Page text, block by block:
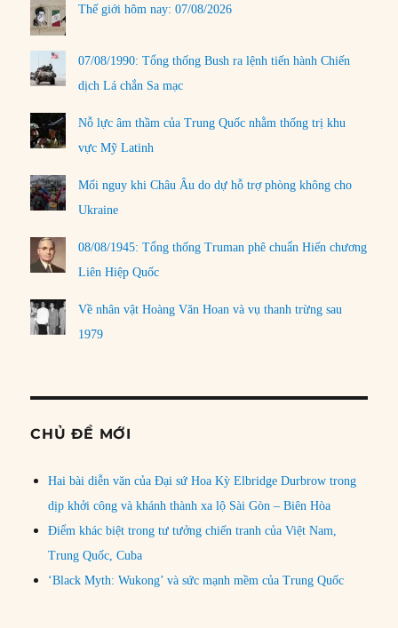
Thế giới hôm nay: 07/08/2026
07/08/1990: Tổng thống Bush ra lệnh tiến hành Chiến
dịch Lá chắn Sa mạc
Nỗ lực âm thầm của Trung Quốc nhằm thống trị khu
vực Mỹ Latinh
Mối nguy khi Châu Âu do dự hỗ trợ phòng không cho
Ukraine
08/08/1945: Tổng thống Truman phê chuẩn Hiến chương
Liên Hiệp Quốc
Về nhân vật Hoàng Văn Hoan và vụ thanh trừng sau
1979
CHỦ ĐỀ MỚI
Hai bài diễn văn của Đại sứ Hoa Kỳ Elbridge Durbrow trong
dịp khởi công và khánh thành xa lộ Sài Gòn – Biên Hòa
Điểm khác biệt trong tư tưởng chiến tranh của Việt Nam,
Trung Quốc, Cuba
‘Black Myth: Wukong’ và sức mạnh mềm của Trung Quốc